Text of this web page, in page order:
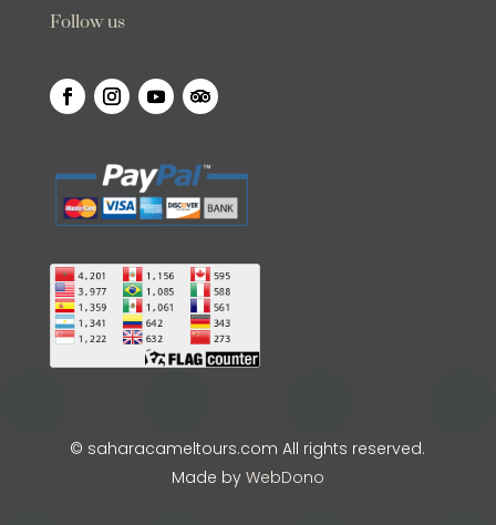
Follow us
© saharacameltours.com All rights reserved.
Made by WebDono